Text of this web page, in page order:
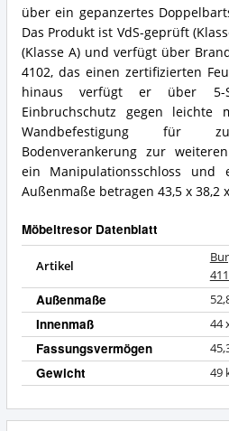
BurgWächter
41120
Möbeltresor
Zusammenfassung:
Was
bietet
dieser
Möbeltresor?
über ein gepanzertes
Das Produkt ist VdS-geprüft
(Klasse A) und verfügt über
4102, das einen zertifizierten
hinaus verfügt er über 5-
Einbruchschutz gegen leichte
Wandbefestigung für
Bodenverankerung zur
ein Manipulationsschloss und
Außenmaße betragen 43,5 x 38,2
Möbeltresor Datenblatt
Artikel
Außenmaße
Innenmaß 44
Fassungsvermögen
Gewicht 49
spricht
für
diesen
Möbeltresor?